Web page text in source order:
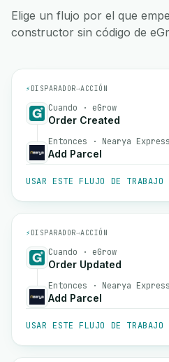
Elige un flujo por el que
constructor sin código de
⚡ DISPARADOR→ACCIÓN
Cuando · eGrow
Order Created
Entonces · Nearya Express
Add Parcel
USAR ESTE FLUJO DE TRABAJO
⚡ DISPARADOR→ACCIÓN
Cuando · eGrow
Order Updated
Entonces · Nearya Express
Add Parcel
USAR ESTE FLUJO DE TRABAJO